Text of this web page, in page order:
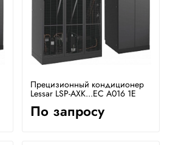
Прецизионный кондиционер
Lessar LSP-AXK...EC A016 1E
По запросу